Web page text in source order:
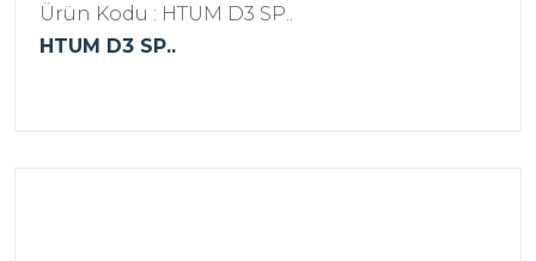
Ürün Kodu : HTUM D3 SP..
HTUM D3 SP..